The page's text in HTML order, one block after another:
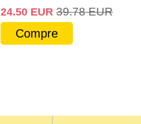
24.50 EUR 39.78 EUR
Compre